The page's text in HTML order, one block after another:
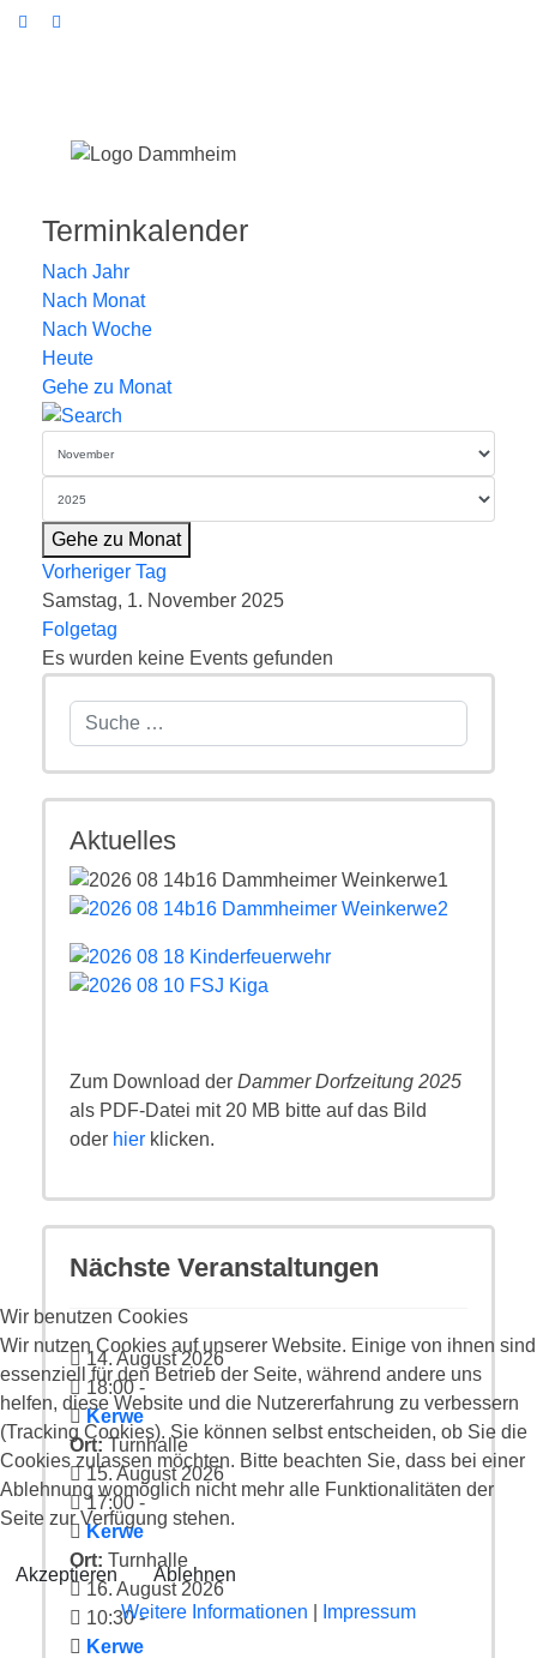
Terminkalender
Nach Jahr
Nach Monat
Nach Woche
Heute
Gehe zu Monat
Gehe zu Monat
Vorheriger Tag
Samstag, 1. November 2025
Folgetag
Es wurden keine Events gefunden
Suchen
Aktuelles
Zum Download der Dammer Dorfzeitung 2025
als PDF-Datei mit 20 MB bitte auf das Bild
oder hier klicken.
Nächste Veranstaltungen
14. August 2026
18:00-
Kerwe
Ort:Turnhalle
15. August 2026
17:00-
Kerwe
Ort: Turnhalle
16. August 2026
10:30-
Kerwe
Wir benutzen Cookies
Wir nutzen Cookies auf unserer Website. Einige von ihnen sind
essenziell für den Betrieb der Seite, während andere uns
helfen, diese Website und die Nutzererfahrung zu verbessern
(Tracking Cookies). Sie können selbst entscheiden, ob Sie die
Cookies zulassen möchten. Bitte beachten Sie, dass bei einer
Ablehnung womöglich nicht mehr alle Funktionalitäten der
Seite zur Verfügung stehen.
Akzeptieren
Ablehnen
Weitere Informationen
Impressum